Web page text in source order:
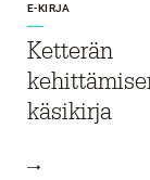
E-KIRJA
Ketterän
käsikirja